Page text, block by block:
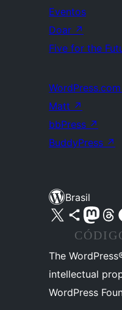
Eventos
Doar ↗
Five for the
WordPress.com
Matt ↗
bbPress ↗
BuddyPress ↗
Brasil
Acessar nossa conta do X (antigo Twitter)
Acessar nossa conta do Bluesky
Acessar nossa
Acessar
The
intellectual
WordPress